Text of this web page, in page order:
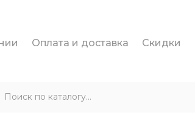
Оплата и доставка Скидки